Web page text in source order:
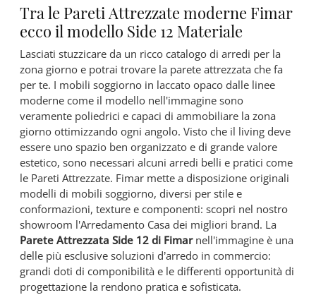
Tra le Pareti Attrezzate moderne Fimar
ecco il modello Side 12 Materiale
Lasciati stuzzicare da un ricco catalogo di arredi per la
zona giorno e potrai trovare la parete attrezzata che fa
per te. I mobili soggiorno in laccato opaco dalle linee
moderne come il modello nell'immagine sono
veramente poliedrici e capaci di ammobiliare la zona
giorno ottimizzando ogni angolo. Visto che il living deve
essere uno spazio ben organizzato e di grande valore
estetico, sono necessari alcuni arredi belli e pratici come
le Pareti Attrezzate. Fimar mette a disposizione originali
modelli di mobili soggiorno, diversi per stile e
conformazioni, texture e componenti: scopri nel nostro
showroom l'Arredamento Casa dei migliori brand. La
Parete Attrezzata Side 12 di Fimarnell'immagine è una
delle più esclusive soluzioni d’arredo in commercio:
grandi doti di componibilità e le differenti opportunità di
progettazione la rendono pratica e sofisticata.